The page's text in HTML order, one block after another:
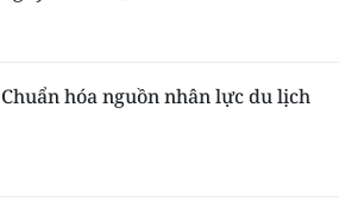
Chuẩn hóa nguồn nhân lực du lịch